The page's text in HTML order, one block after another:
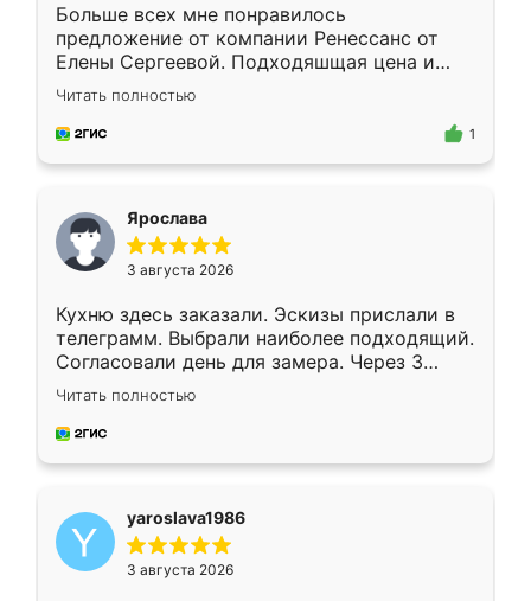
Больше всех мне понравилось
предложение от компании Ренессанс от
Елены Сергеевой. Подходяшщая цена и
короткие сроки изготовления. Приехавший
для замера сотрудник Владислав
предложил по моему эскизу самый
Читать полностью
1
Ярослава
3 августа 2026
Кухню здесь заказали. Эскизы прислали в
телеграмм. Выбрали наиболее подходящий.
Согласовали день для замера. Через 3
недели кухня была уже готова. Остались
довольны работой. Спасибо Ренессанс
мебель за качественную работу!
Читать полностью
yaroslava1986
3 августа 2026